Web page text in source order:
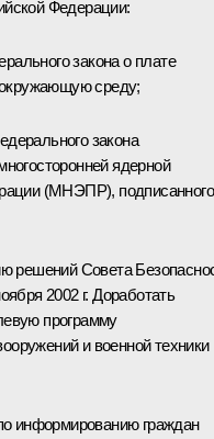
Федерации:
закона о плате
окружающую среду;
закона
ядерной
(МНЭПР), подписанного
решений Совета
2002 г. Доработать
программу
и военной техники
информированию граждан